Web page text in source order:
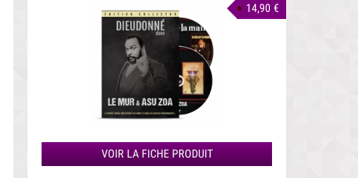
14,90 €
VOIR LA FICHE PRODUIT